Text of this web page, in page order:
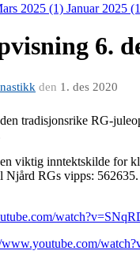
2025 (1) Januar 2025
6.
den 1. des 2020
tradisjonsrike RG-
viktig inntektskilde for
Njård RGs vipps:
www.youtube.com/